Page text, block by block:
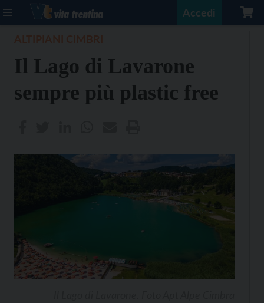
Accedi
Il Lago di Lavarone
sempre più plastic free